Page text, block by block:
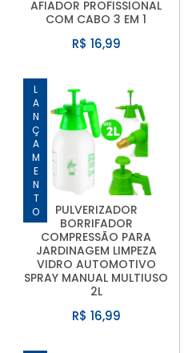
AFIADOR PROFISSIONAL
COM CABO 3 EM 1
R$ 16,99
LANÇAMENTO
PULVERIZADOR
BORRIFADOR
COMPRESSÃO PARA
JARDINAGEM LIMPEZA
VIDRO AUTOMOTIVO
SPRAY MANUAL MULTIUSO
2L
R$ 16,99